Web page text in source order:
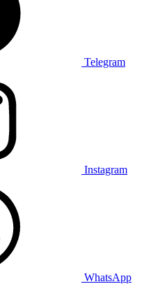
Telegram
Instagram
WhatsApp